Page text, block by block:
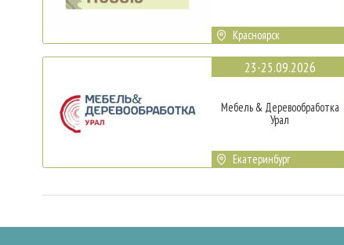
Красноярск
23-25.09.2026
Мебель & Деревообработка
Урал
Екатеринбург